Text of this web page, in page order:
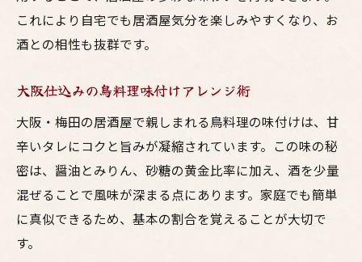
これにより自宅でも居酒屋気分を楽しみやすくなり、お
酒との相性も抜群です。
大阪仕込みの鳥料理味付けアレンジ術
大阪・梅田の居酒屋で親しまれる鳥料理の味付けは、甘
辛いタレにコクと旨みが凝縮されています。この味の秘
密は、醤油とみりん、砂糖の黄金比率に加え、酒を少量
混ぜることで風味が深まる点にあります。家庭でも簡単
に真似できるため、基本の割合を覚えることが大切で
す。